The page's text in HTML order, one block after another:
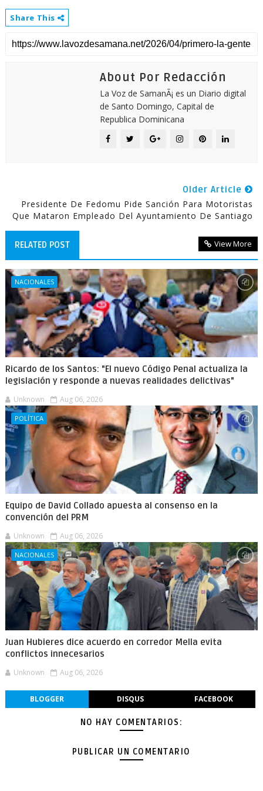
Share This
About Por Redacción
La Voz de SamanÃ¡ es un Diario digital
de Santo Domingo, Capital de
Republica Dominicana
Older Article
Presidente De Fedomu Pide Sanción Para Motoristas
Que Mataron Empleado Del Ayuntamiento De Santiago
RELATED POST View More
NACIONALES
Ricardo de los Santos: "El nuevo Código Penal actualiza la
legislación y responde a nuevas realidades delictivas"
Unknown Aug 06, 2026
POLÍTICA
Equipo de David Collado apuesta al consenso en la
convención del PRM
Unknown Aug 06, 2026
NACIONALES
Juan Hubieres dice acuerdo en corredor Mella evita
conflictos innecesarios
Unknown Aug 06, 2026
BLOGGER DISQUS FACEBOOK
NO HAY COMENTARIOS:
PUBLICAR UN COMENTARIO